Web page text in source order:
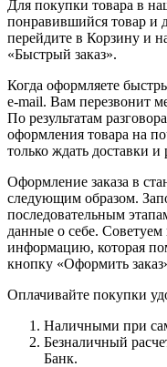
Для покупки товара в
понравившийся товар и
перейдите в Корзину и
«Быстрый заказ».
Когда оформляете
e-mail. Вам перезвонит
По результатам
оформления товара на
только ждать доставки и
Оформление заказа в
следующим образом.
последовательным
данные о себе. Советуем
информацию, которая
кнопку «Оформить
Оплачивайте покупки
Наличными при
Безналичный
Банк.